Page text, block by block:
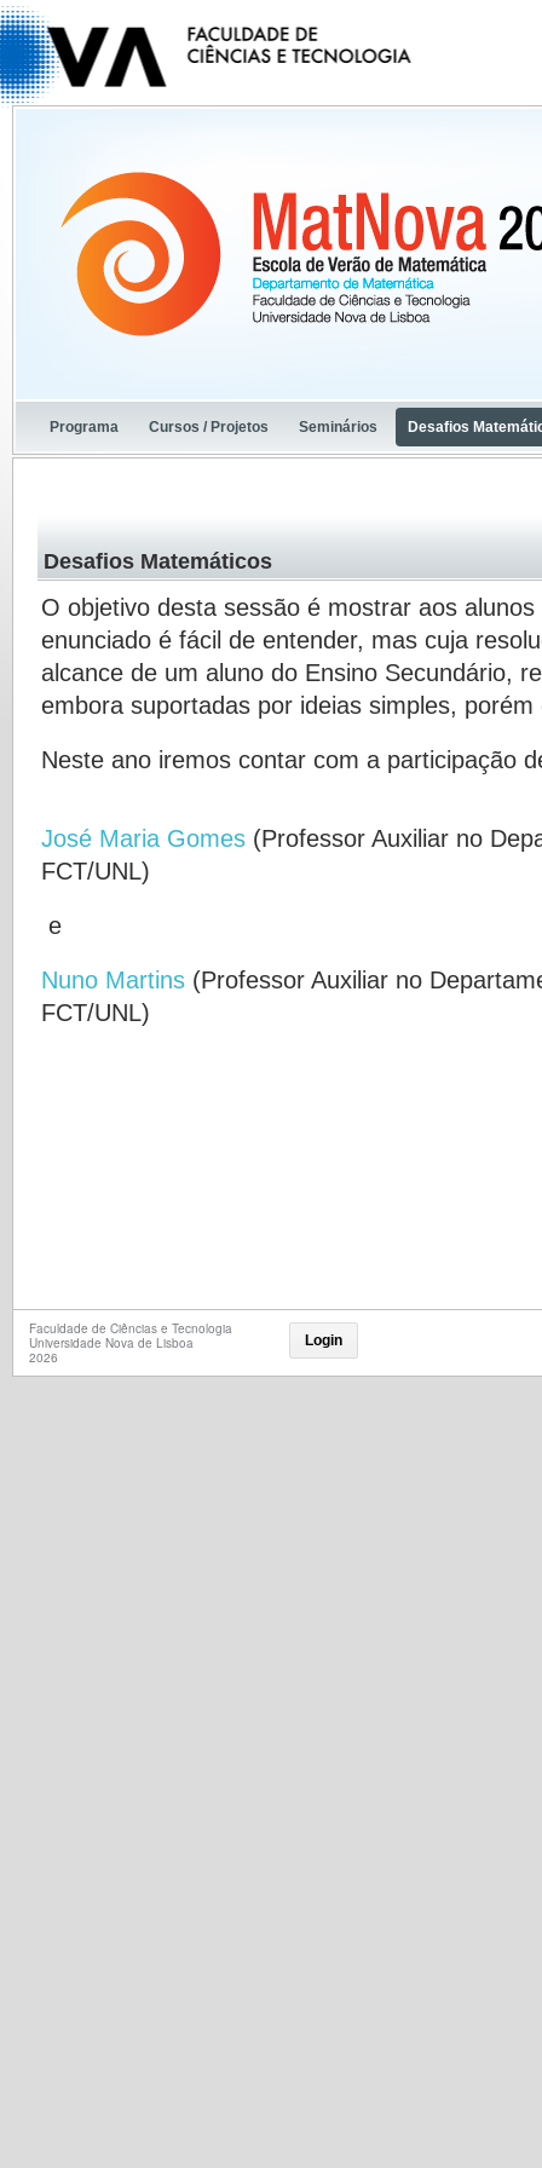
Programa Cursos / Projetos Seminários Desafios
Desafios Matemáticos
O objetivo desta sessão é mostrar aos
enunciado é fácil de entender, mas cuja
alcance de um aluno do Ensino Secundário,
embora suportadas por ideias simples,
Neste ano iremos contar com a participação
José Maria Gomes (Professor Auxiliar no
FCT/UNL)
e
Nuno Martins (Professor Auxiliar no
FCT/UNL)
Faculdade de Ciências e Tecnologia
Universidade Nova de Lisboa
2026
Login